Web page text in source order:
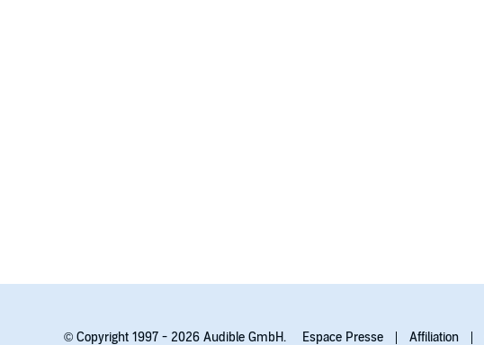
© Copyright 1997 - 2026 Audible GmbH. Espace Presse Affiliation